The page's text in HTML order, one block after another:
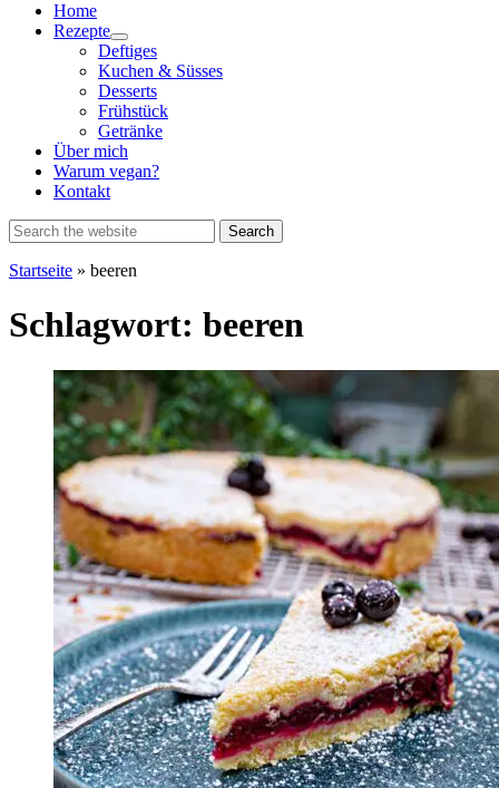
Home
Rezepte
Show
sub
menu
Deftiges
Kuchen & Süsses
Desserts
Frühstück
Getränke
Über mich
Warum vegan?
Kontakt
Startseite » beeren
Schlagwort: beeren